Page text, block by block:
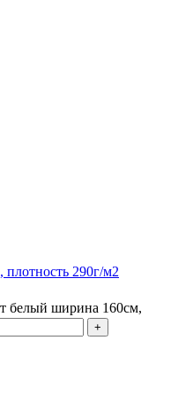
290г/м2
белый ширина 160см,